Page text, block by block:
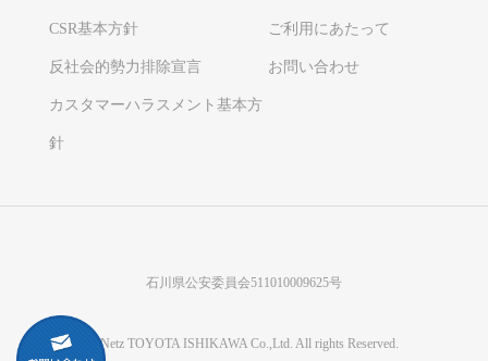
CSR基本方針 ご利用にあたって
反社会的勢力排除宣言 お問い合わせ
カスタマーハラスメント基本方
針
石川県公安委員会511010009625号
©Netz TOYOTA ISHIKAWA Co.,Ltd. All rights Reserved.